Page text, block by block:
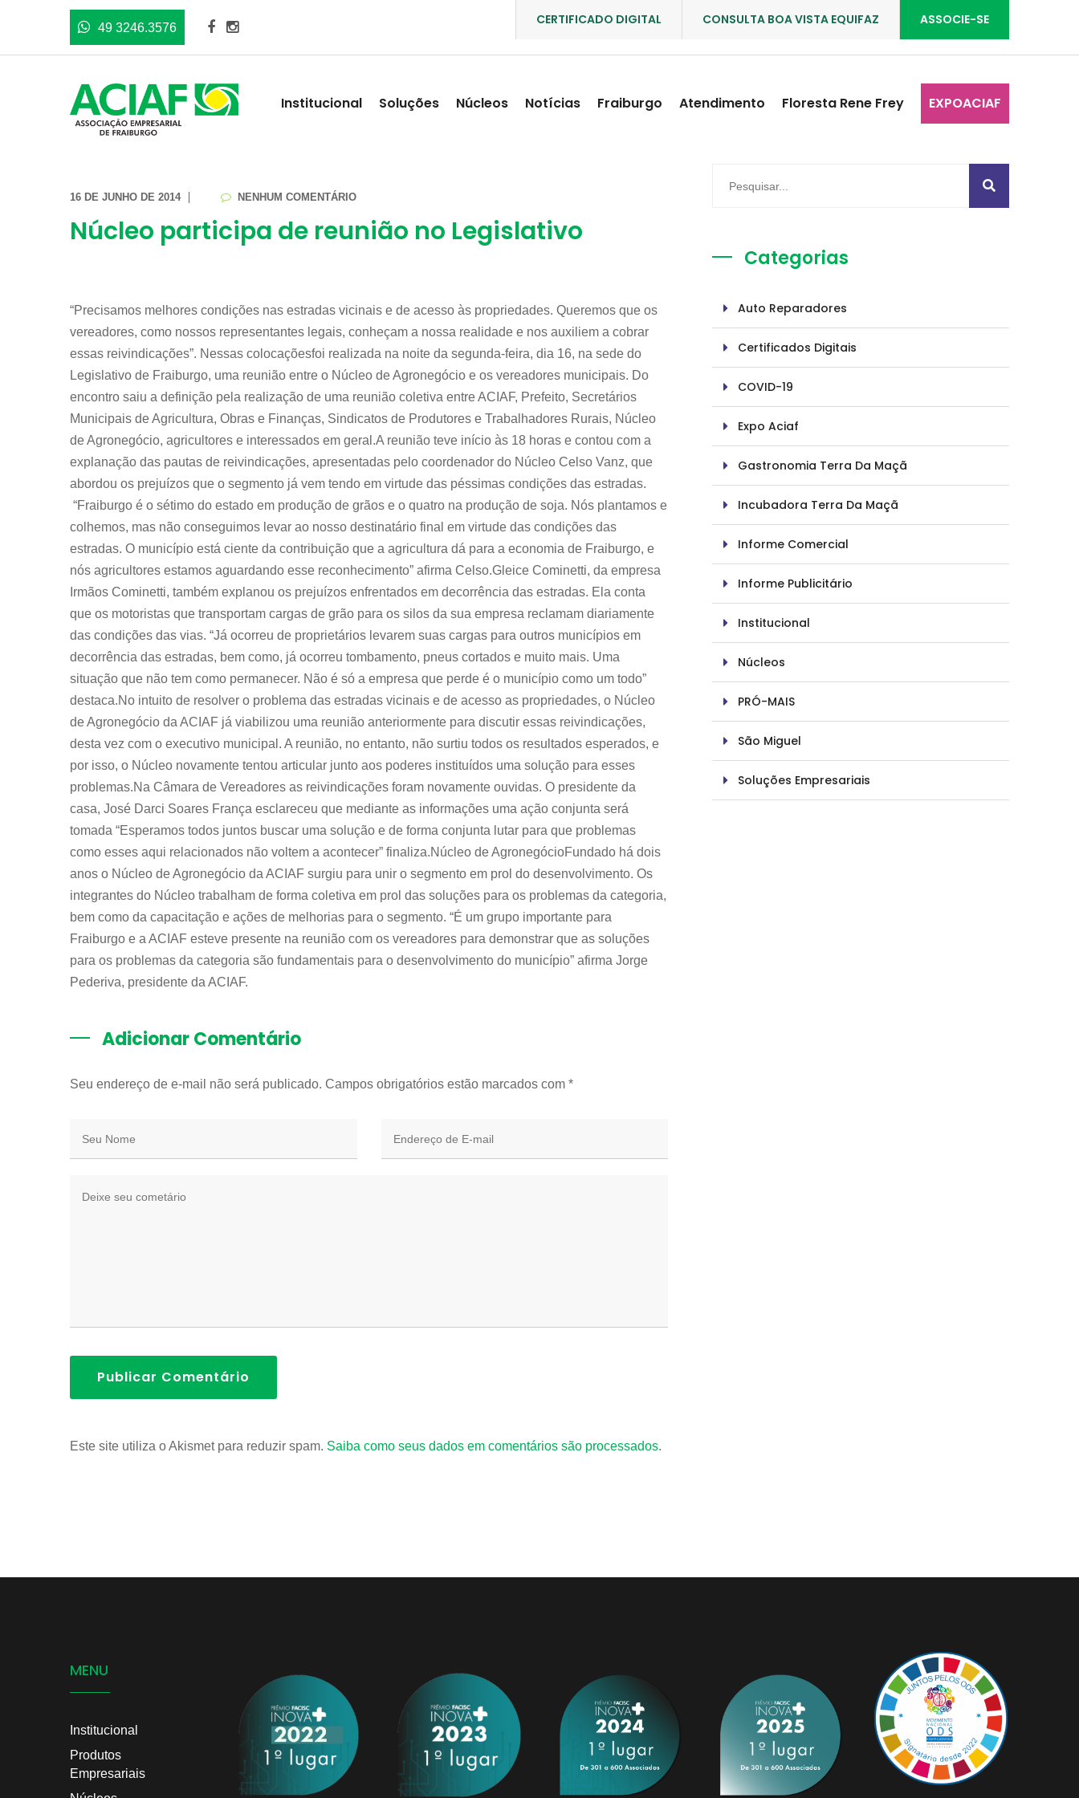
49 3246.3576
ASSOCIE-SE
CONSULTA BOA VISTA EQUIFAZ
CERTIFICADO DIGITAL
Institucional Soluções Núcleos Notícias Fraiburgo Atendimento Floresta Rene Frey EXPOACIAF
16 DE JUNHO DE 2014 NENHUM COMENTÁRIO
Núcleo participa de reunião no Legislativo
“Precisamos melhores condições nas estradas vicinais e de acesso às propriedades. Queremos que os
vereadores, como nossos representantes legais, conheçam a nossa realidade e nos auxiliem a cobrar
essas reivindicações”. Nessas colocaçõesfoi realizada na noite da segunda-feira, dia 16, na sede do
Legislativo de Fraiburgo, uma reunião entre o Núcleo de Agronegócio e os vereadores municipais. Do
encontro saiu a definição pela realização de uma reunião coletiva entre ACIAF, Prefeito, Secretários
Municipais de Agricultura, Obras e Finanças, Sindicatos de Produtores e Trabalhadores Rurais, Núcleo
de Agronegócio, agricultores e interessados em geral.A reunião teve início às 18 horas e contou com a
explanação das pautas de reivindicações, apresentadas pelo coordenador do Núcleo Celso Vanz, que
abordou os prejuízos que o segmento já vem tendo em virtude das péssimas condições das estradas.
“Fraiburgo é o sétimo do estado em produção de grãos e o quatro na produção de soja. Nós plantamos e
colhemos, mas não conseguimos levar ao nosso destinatário final em virtude das condições das
estradas. O município está ciente da contribuição que a agricultura dá para a economia de Fraiburgo, e
nós agricultores estamos aguardando esse reconhecimento” afirma Celso.Gleice Cominetti, da empresa
Irmãos Cominetti, também explanou os prejuízos enfrentados em decorrência das estradas. Ela conta
que os motoristas que transportam cargas de grão para os silos da sua empresa reclamam diariamente
das condições das vias. “Já ocorreu de proprietários levarem suas cargas para outros municípios em
decorrência das estradas, bem como, já ocorreu tombamento, pneus cortados e muito mais. Uma
situação que não tem como permanecer. Não é só a empresa que perde é o município como um todo”
destaca.No intuito de resolver o problema das estradas vicinais e de acesso as propriedades, o Núcleo
de Agronegócio da ACIAF já viabilizou uma reunião anteriormente para discutir essas reivindicações,
desta vez com o executivo municipal. A reunião, no entanto, não surtiu todos os resultados esperados, e
por isso, o Núcleo novamente tentou articular junto aos poderes instituídos uma solução para esses
problemas.Na Câmara de Vereadores as reivindicações foram novamente ouvidas. O presidente da
casa, José Darci Soares França esclareceu que mediante as informações uma ação conjunta será
tomada “Esperamos todos juntos buscar uma solução e de forma conjunta lutar para que problemas
como esses aqui relacionados não voltem a acontecer” finaliza.Núcleo de AgronegócioFundado há dois
anos o Núcleo de Agronegócio da ACIAF surgiu para unir o segmento em prol do desenvolvimento. Os
integrantes do Núcleo trabalham de forma coletiva em prol das soluções para os problemas da categoria,
bem como da capacitação e ações de melhorias para o segmento. “É um grupo importante para
Fraiburgo e a ACIAF esteve presente na reunião com os vereadores para demonstrar que as soluções
para os problemas da categoria são fundamentais para o desenvolvimento do município” afirma Jorge
Pederiva, presidente da ACIAF.
Adicionar Comentário
Seu endereço de e-mail não será publicado. Campos obrigatórios estão marcados com *
Publicar Comentário
Este site utiliza o Akismet para reduzir spam. Saiba como seus dados em comentários são processados.
Categorias
Auto Reparadores
Certificados Digitais
COVID-19
Expo Aciaf
Gastronomia Terra Da Maçã
Incubadora Terra Da Maçã
Informe Comercial
Informe Publicitário
Institucional
Núcleos
PRÓ-MAIS
São Miguel
Soluções Empresariais
MENU
Institucional
Produtos
Empresariais